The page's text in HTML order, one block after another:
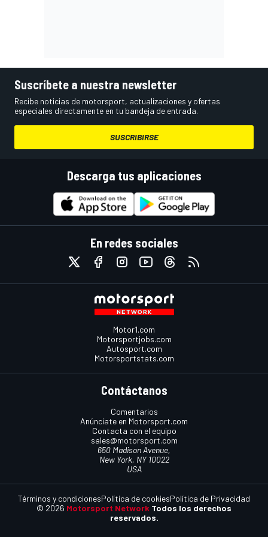
Suscríbete a nuestra newsletter
Recibe noticias de motorsport, actualizaciones y ofertas
especiales directamente en tu bandeja de entrada.
SUSCRIBIRSE
Descarga tus aplicaciones
En redes sociales
Motor1.com
Motorsportjobs.com
Autosport.com
Motorsportstats.com
Contáctanos
Comentarios
Anúnciate en Motorsport.com
Contacta con el equipo
sales@motorsport.com
650 Madison Avenue,
New York, NY 10022
USA
© 2026 Motorsport Network Todos los derechos
reservados.
Términos y condicionesPolítica de cookiesPolítica de Privacidad